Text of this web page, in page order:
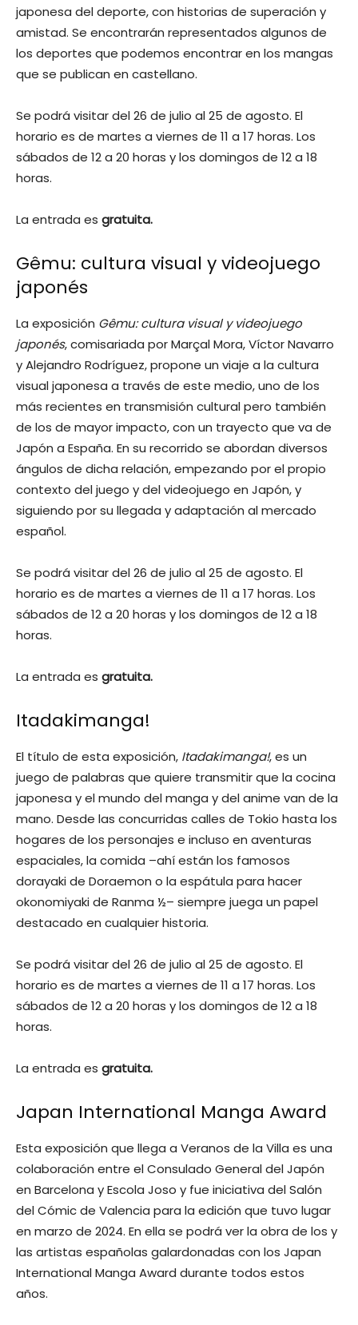
japonesa del deporte, con historias de superación y
amistad. Se encontrarán representados algunos de
los deportes que podemos encontrar en los mangas
que se publican en castellano.
Se podrá visitar del 26 de julio al 25 de agosto. El
horario es de martes a viernes de 11 a 17 horas. Los
sábados de 12 a 20 horas y los domingos de 12 a 18
horas.
La entrada es gratuita.
Gêmu: cultura visual y videojuego
japonés
La exposición Gêmu: cultura visual y videojuego
japonés, comisariada por Marçal Mora, Víctor Navarro
y Alejandro Rodríguez, propone un viaje a la cultura
visual japonesa a través de este medio, uno de los
más recientes en transmisión cultural pero también
de los de mayor impacto, con un trayecto que va de
Japón a España. En su recorrido se abordan diversos
ángulos de dicha relación, empezando por el propio
contexto del juego y del videojuego en Japón, y
siguiendo por su llegada y adaptación al mercado
español.
Se podrá visitar del 26 de julio al 25 de agosto. El
horario es de martes a viernes de 11 a 17 horas. Los
sábados de 12 a 20 horas y los domingos de 12 a 18
horas.
La entrada es gratuita.
Itadakimanga!
El título de esta exposición, Itadakimanga!, es un
juego de palabras que quiere transmitir que la cocina
japonesa y el mundo del manga y del anime van de la
mano. Desde las concurridas calles de Tokio hasta los
hogares de los personajes e incluso en aventuras
espaciales, la comida –ahí están los famosos
dorayaki de Doraemon o la espátula para hacer
okonomiyaki de Ranma ½– siempre juega un papel
destacado en cualquier historia.
Se podrá visitar del 26 de julio al 25 de agosto. El
horario es de martes a viernes de 11 a 17 horas. Los
sábados de 12 a 20 horas y los domingos de 12 a 18
horas.
La entrada es gratuita.
Japan International Manga Award
Esta exposición que llega a Veranos de la Villa es una
colaboración entre el Consulado General del Japón
en Barcelona y Escola Joso y fue iniciativa del Salón
del Cómic de Valencia para la edición que tuvo lugar
en marzo de 2024. En ella se podrá ver la obra de los y
las artistas españolas galardonadas con los Japan
International Manga Award durante todos estos
años.